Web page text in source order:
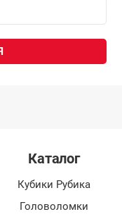
Каталог
Кубики Рубика
Головоломки